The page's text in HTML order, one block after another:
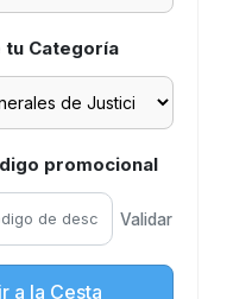
tu Categoría
promocional
Validar
a la Cesta